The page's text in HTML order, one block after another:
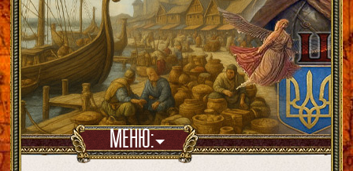
МЕНЮ: